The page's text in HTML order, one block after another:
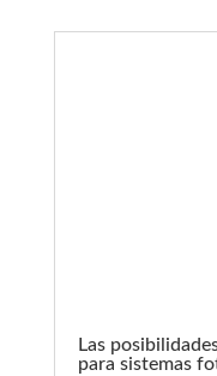
Las
para sistemas